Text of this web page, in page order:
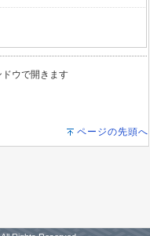
ドウで開きます
ページの先頭へ